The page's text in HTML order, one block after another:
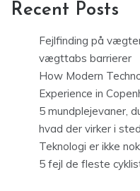
Recent Posts
Fejlfinding på
vægttabs barrierer
How Modern
Experience in
5 mundplejevaner,
hvad der virker i
Teknologi er ikke
5 fejl de fleste